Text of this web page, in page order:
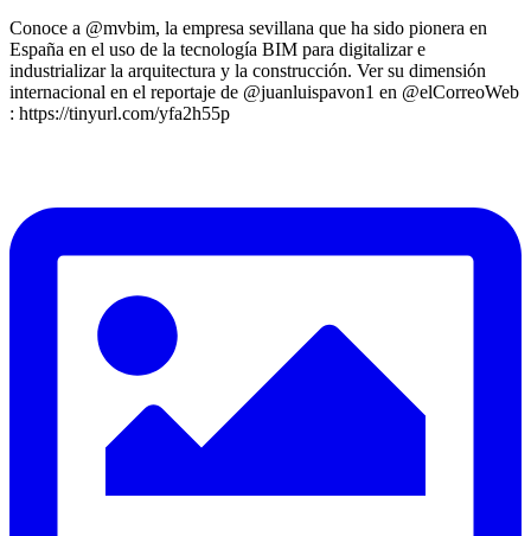
Conoce a @mvbim, la empresa sevillana que ha sido pionera en
España en el uso de la tecnología BIM para digitalizar e
industrializar la arquitectura y la construcción. Ver su dimensión
internacional en el reportaje de @juanluispavon1 en @elCorreoWeb
: https://tinyurl.com/yfa2h55p